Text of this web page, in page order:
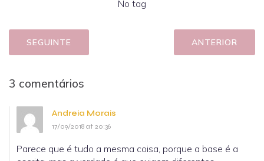
No tag
SEGUINTE ANTERIOR
3 comentários
Andreia Morais
17/09/2018 at 20:36
Parece que é tudo a mesma coisa, porque a base é a